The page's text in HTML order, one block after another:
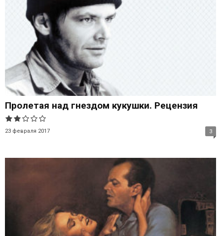
Пролетая над гнездом кукушки. Рецензия
23 февраля 2017 3